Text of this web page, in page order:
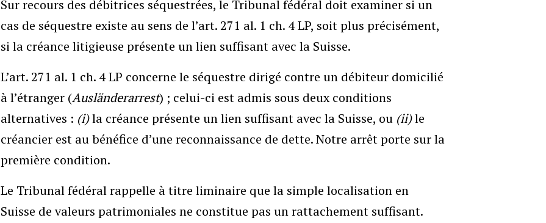
Sur recours des débitrices séquestrées, le Tribunal fédéral doit examiner si un
cas de séquestre existe au sens de l’art. 271 al. 1 ch. 4 LP, soit plus précisément,
si la créance litigieuse présente un lien suffisant avec la Suisse.
L’art. 271 al. 1 ch. 4 LP concerne le séquestre dirigé contre un débiteur domicilié
à l’étranger (Ausländerarrest) ; celui-ci est admis sous deux conditions
alternatives : (i)la créance présente un lien suffisant avec la Suisse, ou (ii)le
créancier est au bénéfice d’une reconnaissance de dette. Notre arrêt porte sur la
première condition.
Le Tribunal fédéral rappelle à titre liminaire que la simple localisation en
Suisse de valeurs patrimoniales ne constitue pas un rattachement suffisant.